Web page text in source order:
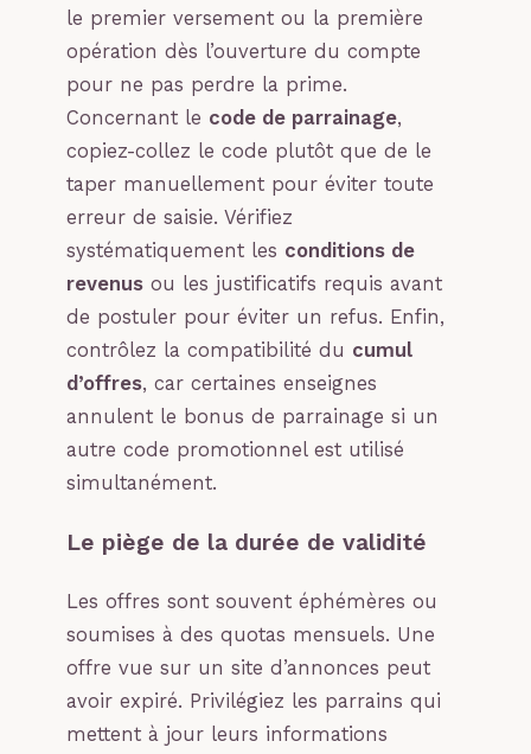
le premier versement ou la première
opération dès l’ouverture du compte
pour ne pas perdre la prime.
Concernant le code de parrainage,
copiez-collez le code plutôt que de le
taper manuellement pour éviter toute
erreur de saisie. Vérifiez
systématiquement les conditions de
revenus ou les justificatifs requis avant
de postuler pour éviter un refus. Enfin,
contrôlez la compatibilité du cumul
d’offres, car certaines enseignes
annulent le bonus de parrainage si un
autre code promotionnel est utilisé
simultanément.
Le piège de la durée de validité
Les offres sont souvent éphémères ou
soumises à des quotas mensuels. Une
offre vue sur un site d’annonces peut
avoir expiré. Privilégiez les parrains qui
mettent à jour leurs informations